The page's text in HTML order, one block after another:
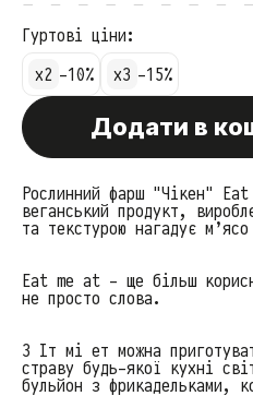
Додати в
Гуртові ціни:
x2 -10% x3 -15%
Рослинний фарш "Чікен"
веганський продукт,
та текстурою нагадує
Eat me at - ще більш
не просто слова.
З Іт мі ет можна
страву будь-якої кухні
бульйон з фрикадельками,